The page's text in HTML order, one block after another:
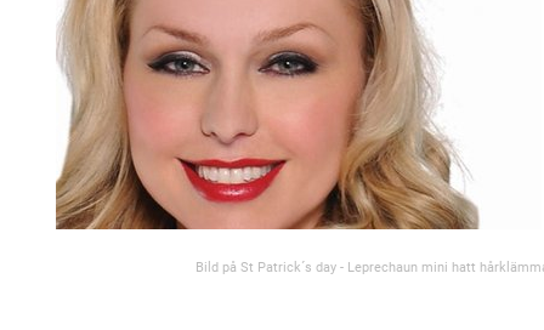
Bild på St Patrick´s day - Leprechaun mini hatt